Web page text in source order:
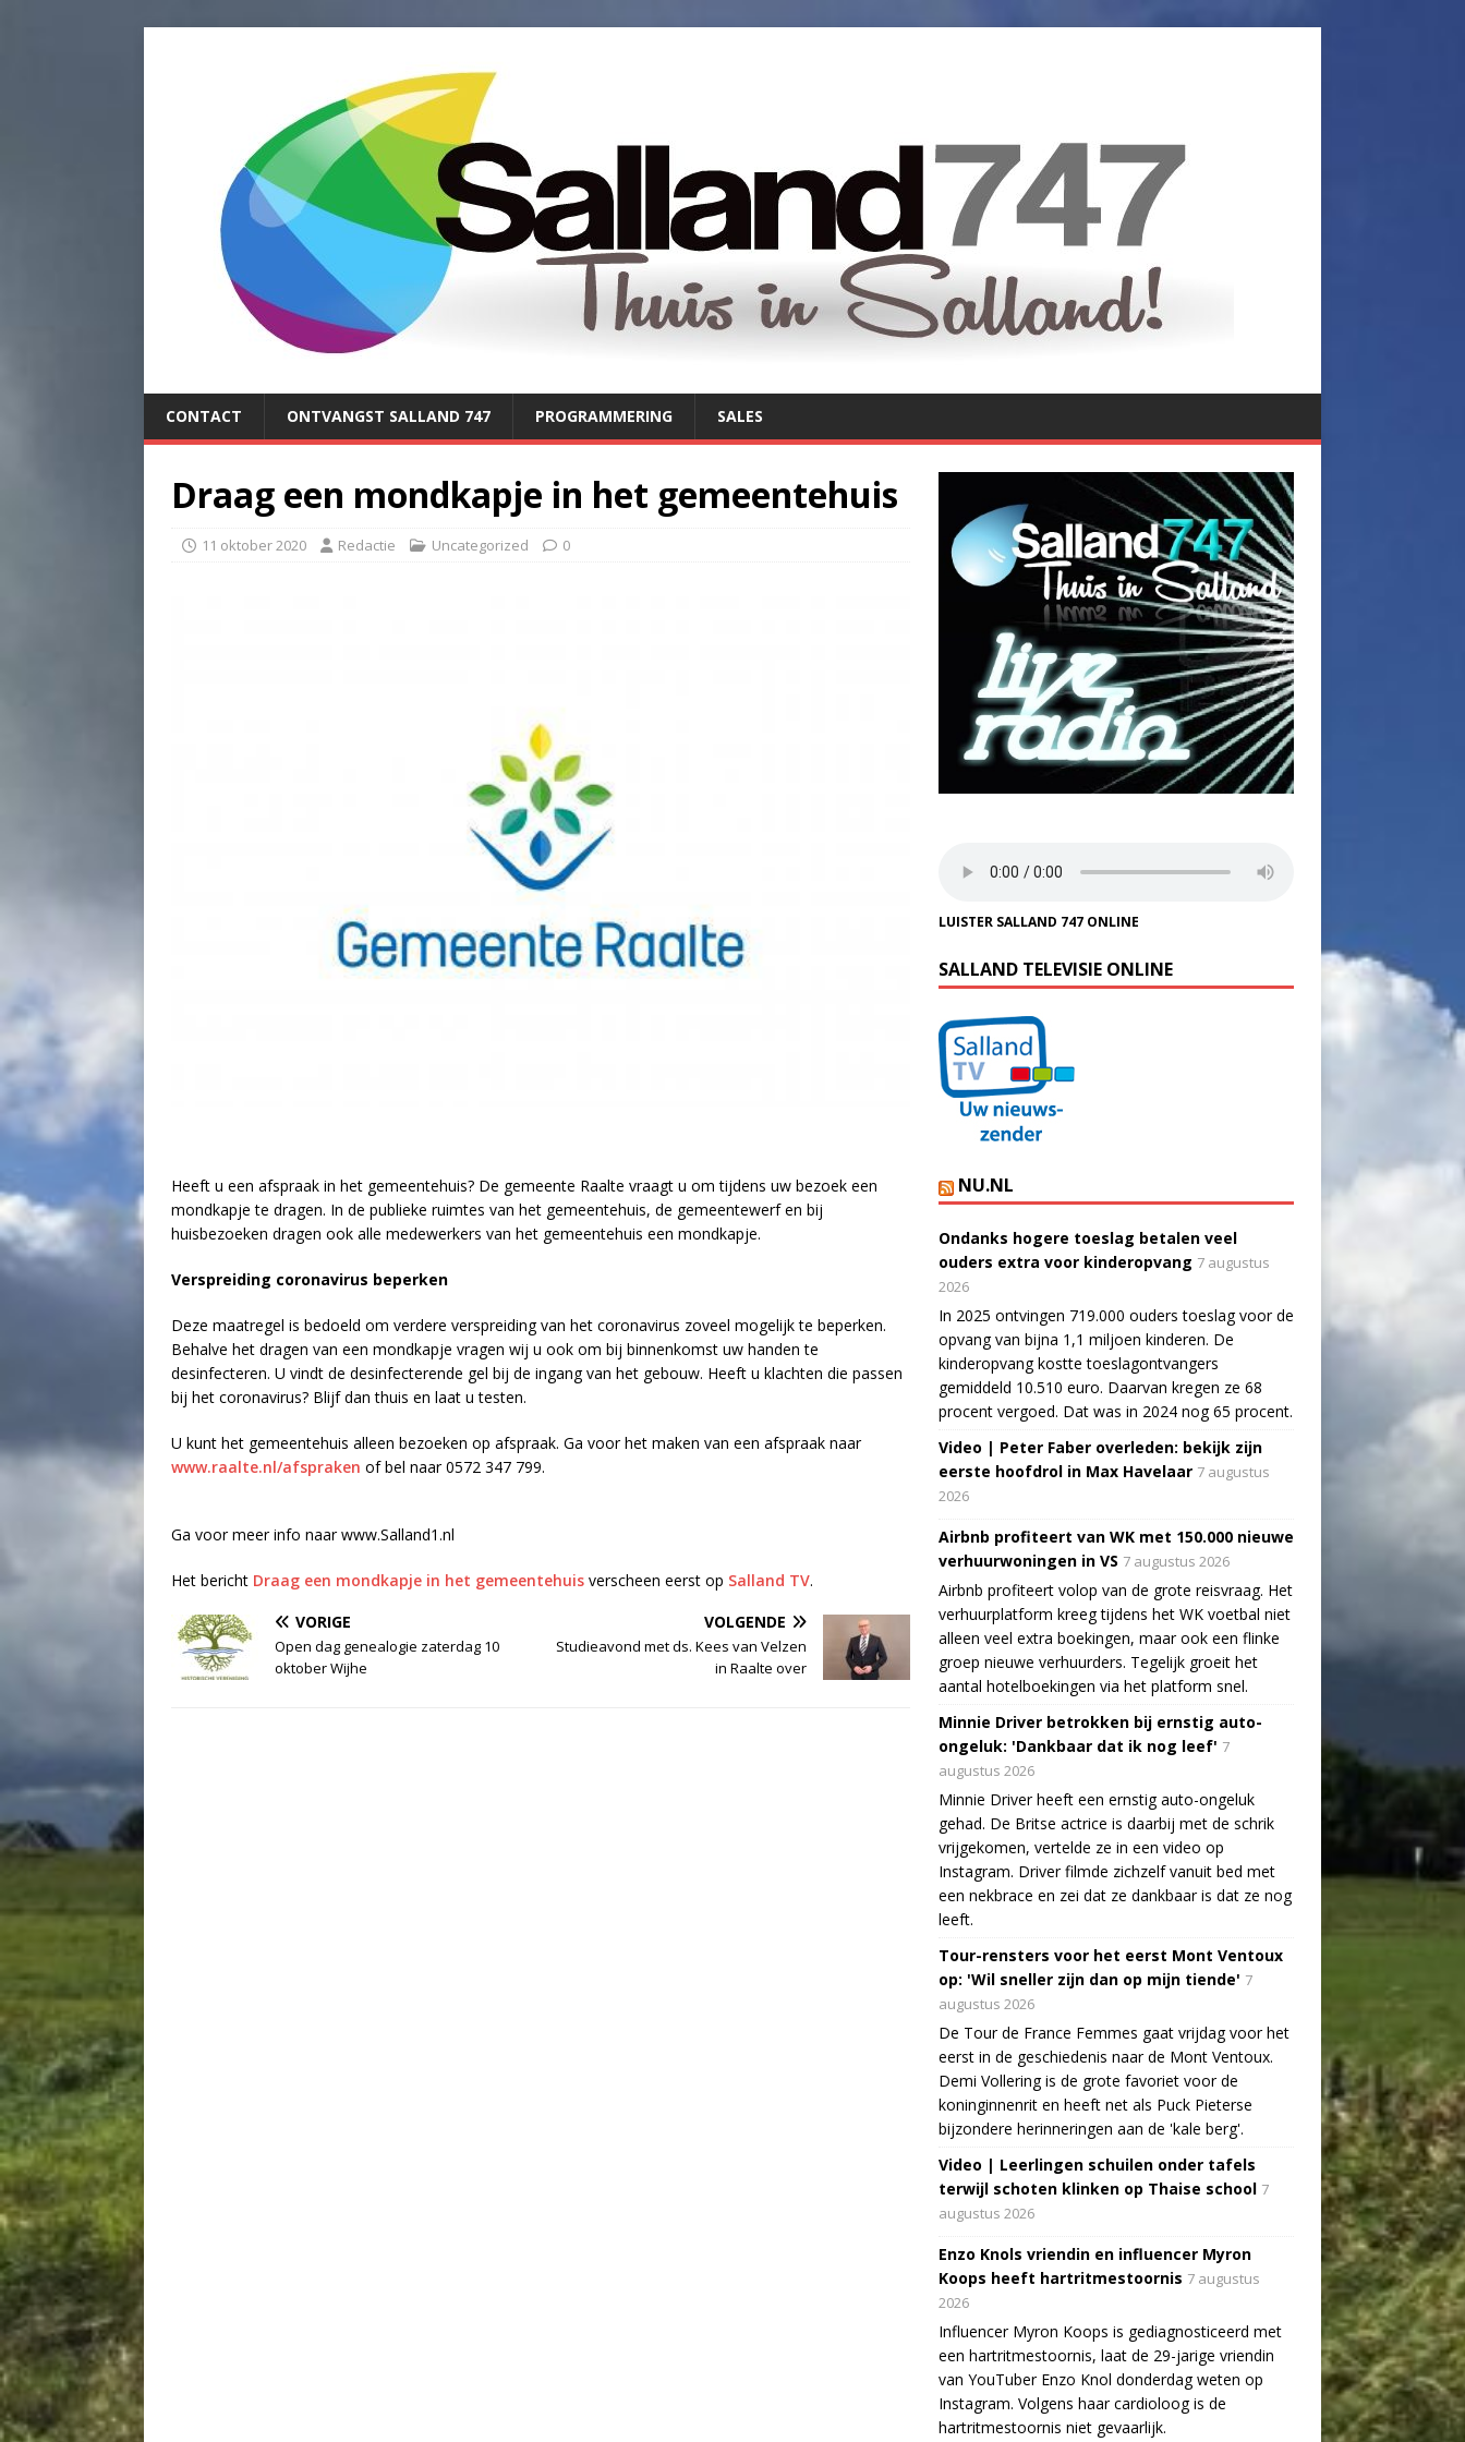
CONTACT ONTVANGST SALLAND 747 PROGRAMMERING SALES
Draag een mondkapje in het gemeentehuis
11 oktober 2020 Redactie Uncategorized 0
Heeft u een afspraak in het gemeentehuis? De gemeente Raalte vraagt u om tijdens uw bezoek een
mondkapje te dragen. In de publieke ruimtes van het gemeentehuis, de gemeentewerf en bij
huisbezoeken dragen ook alle medewerkers van het gemeentehuis een mondkapje.
Verspreiding coronavirus beperken
Deze maatregel is bedoeld om verdere verspreiding van het coronavirus zoveel mogelijk te beperken.
Behalve het dragen van een mondkapje vragen wij u ook om bij binnenkomst uw handen te
desinfecteren. U vindt de desinfecterende gel bij de ingang van het gebouw. Heeft u klachten die passen
bij het coronavirus? Blijf dan thuis en laat u testen.
U kunt het gemeentehuis alleen bezoeken op afspraak. Ga voor het maken van een afspraak naar
www.raalte.nl/afspraken of bel naar 0572 347 799.
Ga voor meer info naar www.Salland1.nl
Het bericht Draag een mondkapje in het gemeentehuis verscheen eerst op Salland TV.
VORIGE
Open dag genealogie zaterdag 10
oktober Wijhe
VOLGENDE
Studieavond met ds. Kees van Velzen
in Raalte over
LUISTER SALLAND 747 ONLINE
SALLAND TELEVISIE ONLINE
NU.NL
Ondanks hogere toeslag betalen veel
ouders extra voor kinderopvang 7 augustus
2026
In 2025 ontvingen 719.000 ouders toeslag voor de
opvang van bijna 1,1 miljoen kinderen. De
kinderopvang kostte toeslagontvangers
gemiddeld 10.510 euro. Daarvan kregen ze 68
procent vergoed. Dat was in 2024 nog 65 procent.
Video | Peter Faber overleden: bekijk zijn
eerste hoofdrol in Max Havelaar 7 augustus
2026
Airbnb profiteert van WK met 150.000 nieuwe
verhuurwoningen in VS 7 augustus 2026
Airbnb profiteert volop van de grote reisvraag. Het
verhuurplatform kreeg tijdens het WK voetbal niet
alleen veel extra boekingen, maar ook een flinke
groep nieuwe verhuurders. Tegelijk groeit het
aantal hotelboekingen via het platform snel.
Minnie Driver betrokken bij ernstig auto-
ongeluk: 'Dankbaar dat ik nog leef' 7
augustus 2026
Minnie Driver heeft een ernstig auto-ongeluk
gehad. De Britse actrice is daarbij met de schrik
vrijgekomen, vertelde ze in een video op
Instagram. Driver filmde zichzelf vanuit bed met
een nekbrace en zei dat ze dankbaar is dat ze nog
leeft.
Tour-rensters voor het eerst Mont Ventoux
op: 'Wil sneller zijn dan op mijn tiende' 7
augustus 2026
De Tour de France Femmes gaat vrijdag voor het
eerst in de geschiedenis naar de Mont Ventoux.
Demi Vollering is de grote favoriet voor de
koninginnenrit en heeft net als Puck Pieterse
bijzondere herinneringen aan de 'kale berg'.
Video | Leerlingen schuilen onder tafels
terwijl schoten klinken op Thaise school 7
augustus 2026
Enzo Knols vriendin en influencer Myron
Koops heeft hartritmestoornis 7 augustus
2026
Influencer Myron Koops is gediagnosticeerd met
een hartritmestoornis, laat de 29-jarige vriendin
van YouTuber Enzo Knol donderdag weten op
Instagram. Volgens haar cardioloog is de
hartritmestoornis niet gevaarlijk.